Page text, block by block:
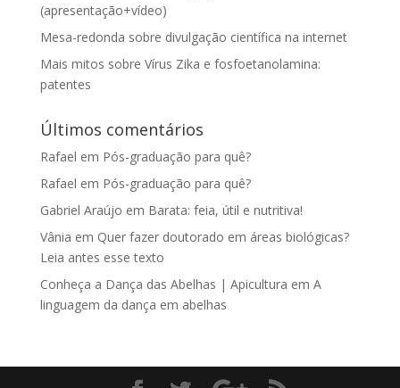
(apresentação+vídeo)
Mesa-redonda sobre divulgação científica na internet
Mais mitos sobre Vírus Zika e fosfoetanolamina:
patentes
Últimos comentários
Rafael em Pós-graduação para quê?
Rafael em Pós-graduação para quê?
Gabriel Araújo em Barata: feia, útil e nutritiva!
Vânia em Quer fazer doutorado em áreas biológicas?
Leia antes esse texto
Conheça a Dança das Abelhas | Apicultura em A
linguagem da dança em abelhas